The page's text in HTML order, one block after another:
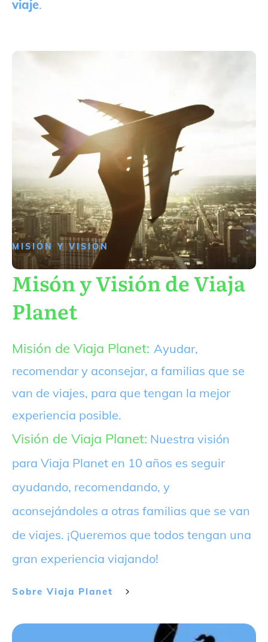
viaje.
MISIÓN Y VISIÓN
Misón y Visión de Viaja
Planet
Misión de Viaja Planet: Ayudar,
recomendar y aconsejar, a familias que se
van de viajes, para que tengan la mejor
experiencia posible.
Visión de Viaja Planet: Nuestra visión
para Viaja Planet en 10 años es seguir
ayudando, recomendando, y
aconsejándoles a otras familias que se van
de viajes. ¡Queremos que todos tengan una
gran experiencia viajando!
Sobre Viaja Planet